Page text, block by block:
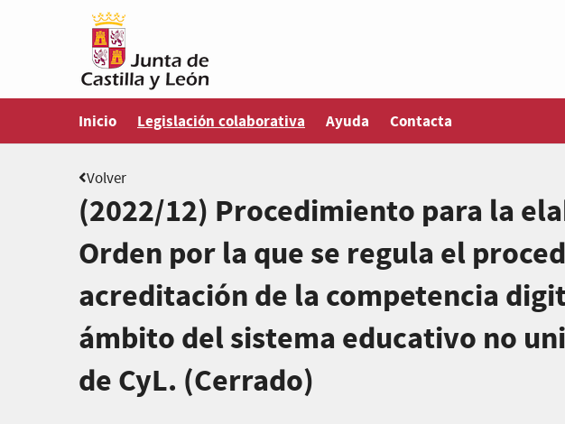
Inicio
Estás en
Legislación colaborativa Ayuda Contacta
Volver
(2022/12) Procedimiento para la
Orden por la que se regula el
acreditación de la competencia
ámbito del sistema educativo no
de CyL. (Cerrado)